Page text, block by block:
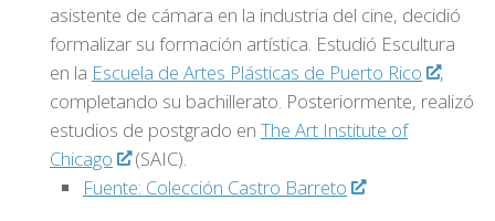
asistente de cámara en la industria del cine, decidió
formalizar su formación artística. Estudió Escultura
en la Escuela de Artes Plásticas de Puerto Rico
,
completando su bachillerato. Posteriormente, realizó
estudios de postgrado en The Art Institute of
Chicago
(SAIC).
Fuente: Colección Castro Barreto